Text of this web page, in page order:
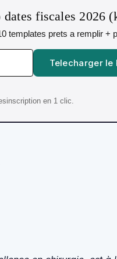
fiscales 2026
templates prets a remplir +
Telecharger le
en 1 clic.